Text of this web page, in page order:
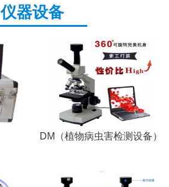
仪器设备
DM（植物病虫害检测设备）